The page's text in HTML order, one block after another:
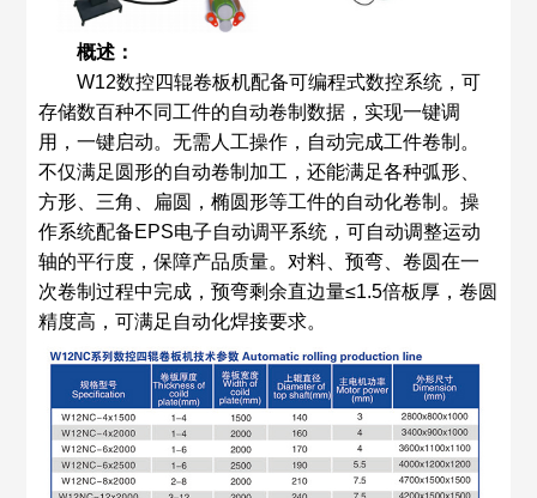
概述：
W12数控四辊卷板机配备可编程式数控系统，可
存储数百种不同工件的自动卷制数据，实现一键调
用，一键启动。无需人工操作，自动完成工件卷制。
不仅满足圆形的自动卷制加工，还能满足各种弧形、
方形、三角、扁圆，椭圆形等工件的自动化卷制。操
作系统配备EPS电子自动调平系统，可自动调整运动
轴的平行度，保障产品质量。对料、预弯、卷圆在一
次卷制过程中完成，预弯剩余直边量≤1.5倍板厚，卷圆
精度高，可满足自动化焊接要求。